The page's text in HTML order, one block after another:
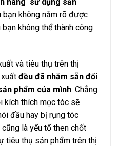
bạn không nắm rõ được
không thể thành công
và tiêu thụ trên thị
đều đã nhắm sẵn đối
phẩm của mình. Chẳng
kích thích mọc tóc sẽ
đầu hay bị rụng tóc
cũng là yếu tố then chốt
tiêu thụ sản phẩm trên thị